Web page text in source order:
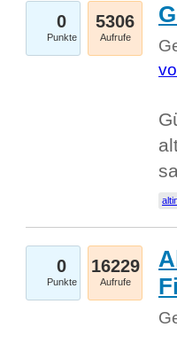
0
Punkte
5306
Aufrufe
0
Punkte
16229
Aufrufe